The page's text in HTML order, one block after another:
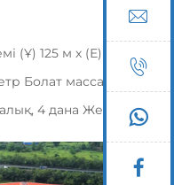
(Ұ) 125 м х (Е) 105 м х
Болат массасы 680
4 дана Желге
2 дәреже
Шатырдың